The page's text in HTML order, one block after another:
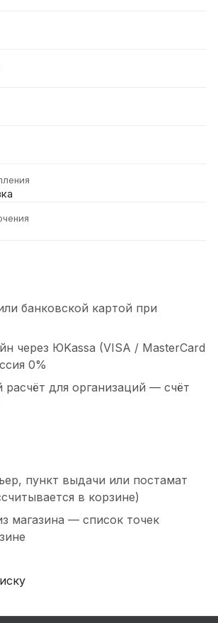
банковской картой при
через ЮKassa (VISA / MasterCard
0%
расчёт для организаций — счёт
пункт выдачи или постамат
в корзине)
магазина — список точек